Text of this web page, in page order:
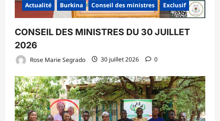
Actualité Burkina Conseil des ministres Exclusif
CONSEIL DES MINISTRES DU 30 JUILLET
2026
Rose Marie Segrado 30 juillet 2026 0